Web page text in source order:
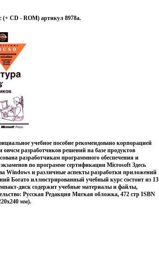
CD - ROM) артикул 8978a.
учебное пособие рекомендовано корпорацией
разработчиков решений на базе продуктов
разработчикам программного обеспечения и
по программе сертификации Microsoft Здесь
Windows и различные аспекты разработки приложений
Богато иллюстрированный учебный курс состоит из 13
диск содержит учебные материалы и файлы,
Русская Редакция Мягкая обложка, 472 стр ISBN
мм).